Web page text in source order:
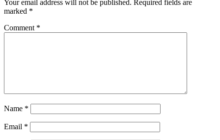
Your email address will not be published. Required fields are
marked *
Comment *
Name *
Email *